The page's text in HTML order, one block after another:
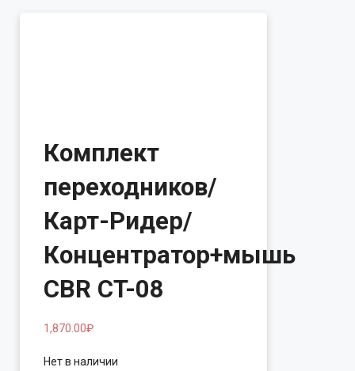
Комплект
переходников/
Карт-Ридер/
Концентратор+мышь
CBR CT-08
1,870.00₽
Нет в наличии